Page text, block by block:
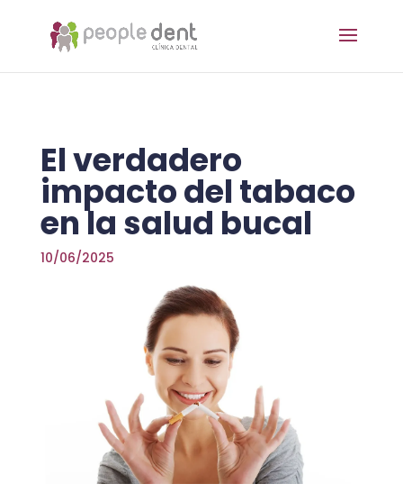
El verdadero
impacto del tabaco
en la salud bucal
10/06/2025